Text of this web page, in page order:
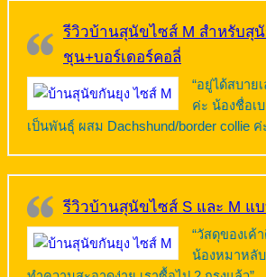
รีวิวบ้านสุนัขไซส์ M สำหรับสุ
ชุน+บอร์เดอร์คอลี่
“อยู่ได้สบาย
ค่ะ น้องชื่อเ
เป็นพันธุ์ ผสม Dachshund/border collie ค่
รีวิวบ้านสุนัขไซส์ S และ M แ
“วัสดุของเค้
น้องหมาหลั